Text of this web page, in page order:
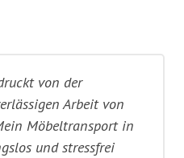
von der
Arbeit von
Möbeltransport in
und stressfrei